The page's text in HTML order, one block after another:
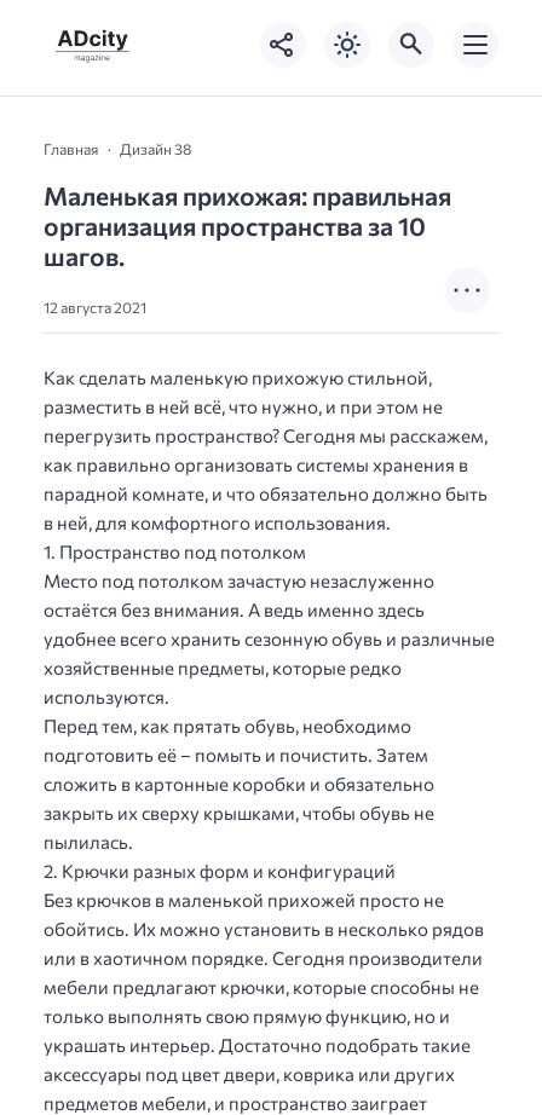
Главная Дизайн 38
Маленькая прихожая: правильная
организация пространства за 10
шагов.
12 августа 2021
Как сделать маленькую прихожую стильной,
разместить в ней всё, что нужно, и при этом не
перегрузить пространство? Сегодня мы расскажем,
как правильно организовать системы хранения в
парадной комнате, и что обязательно должно быть
в ней, для комфортного использования.
1. Пространство под потолком
Место под потолком зачастую незаслуженно
остаётся без внимания. А ведь именно здесь
удобнее всего хранить сезонную обувь и различные
хозяйственные предметы, которые редко
используются.
Перед тем, как прятать обувь, необходимо
подготовить её – помыть и почистить. Затем
сложить в картонные коробки и обязательно
закрыть их сверху крышками, чтобы обувь не
пылилась.
2. Крючки разных форм и конфигураций
Без крючков в маленькой прихожей просто не
обойтись. Их можно установить в несколько рядов
или в хаотичном порядке. Сегодня производители
мебели предлагают крючки, которые способны не
только выполнять свою прямую функцию, но и
украшать интерьер. Достаточно подобрать такие
аксессуары под цвет двери, коврика или других
предметов мебели, и пространство заиграет